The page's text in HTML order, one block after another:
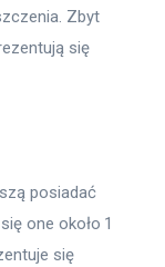
Zbyt
się
posiadać
one około 1
się